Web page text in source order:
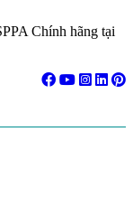
Chính hãng tại